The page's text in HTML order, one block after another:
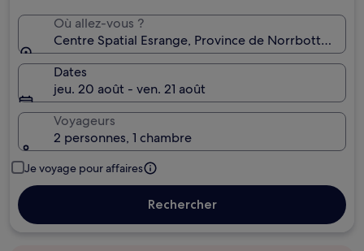
Où allez-vous ?
Centre Spatial Esrange, Province de Norrbotten,
Dates
jeu. 20 août - ven. 21 août
Voyageurs
2 personnes, 1 chambre
Je voyage pour affaires
Rechercher